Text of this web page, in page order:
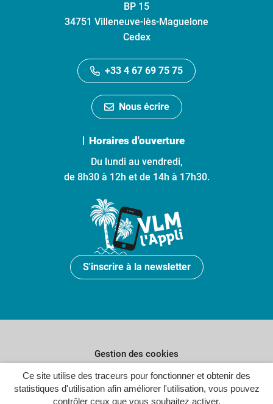
Ce site utilise des traceurs pour fonctionner et obtenir des
statistiques d'utilisation afin améliorer l'utilisation, vous pouvez
contrôler ceux que vous souhaitez activer.
BP 15
34751 Villeneuve-lès-Maguelone
Cedex
+33 4 67 69 75 75
Nous écrire
Horaires d'ouverture
Du lundi au vendredi,
de 8h30 à 12h et de 14h à 17h30.
S'inscrire à la newsletter
Gestion des cookies
Plan du site
Politique de confidentialité